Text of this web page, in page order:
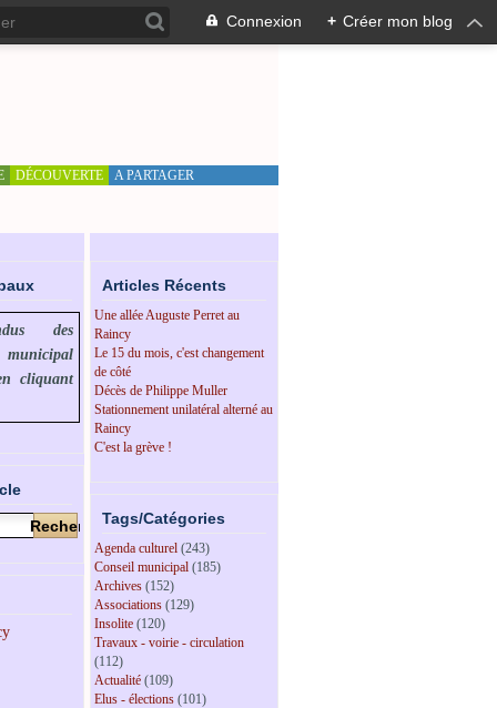
Connexion + Créer mon blog
DÉCOUVERTE A PARTAGER
des
municipal
cliquant
Articles Récents
Une allée Auguste Perret au
Raincy
Le 15 du mois, c'est changement
de côté
Décès de Philippe Muller
Stationnement unilatéral alterné au
Raincy
C'est la grève !
Tags/Catégories
Agenda culturel (243)
Conseil municipal (185)
Archives (152)
Associations (129)
Insolite (120)
Travaux - voirie - circulation
(112)
Actualité (109)
Elus - élections (101)